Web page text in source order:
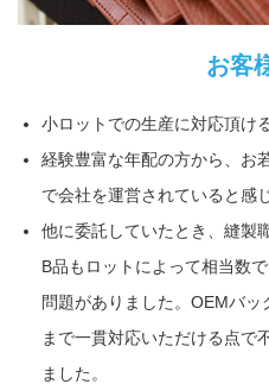
お客
小ロットでの生産に対応頂け
経験豊富な年配の方から、お
で会社を運営されていると感
他に委託していたとき、縫製
B品もロットによって相当数
問題がありました。OEMバ
まで一貫対応いただける点で
ました。